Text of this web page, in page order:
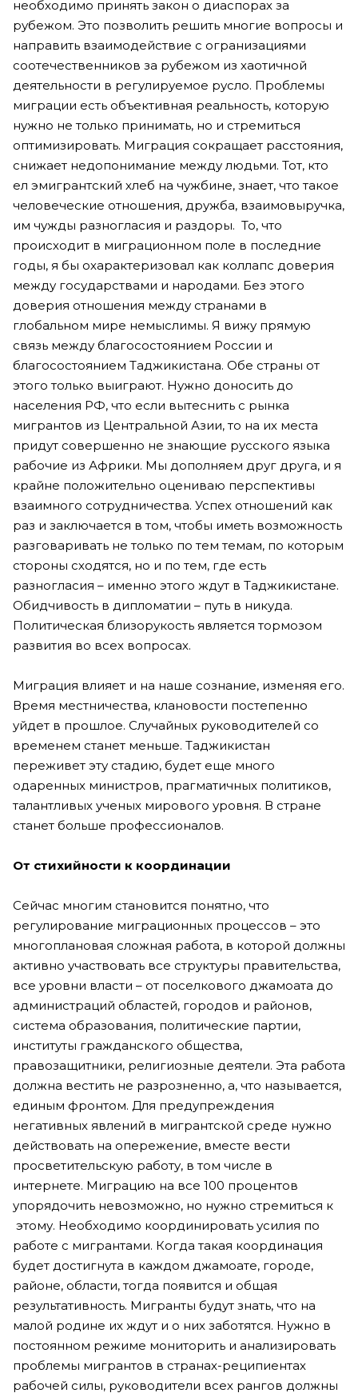
необходимо принять закон о диаспорах за
рубежом. Это позволить решить многие вопросы и
направить взаимодействие с огранизациями
соотечественников за рубежом из хаотичной
деятельности в регулируемое русло. Проблемы
миграции есть объективная реальность, которую
нужно не только принимать, но и стремиться
оптимизировать. Миграция сокращает расстояния,
снижает недопонимание между людьми. Тот, кто
ел эмигрантский хлеб на чужбине, знает, что такое
человеческие отношения, дружба, взаимовыручка,
им чужды разногласия и раздоры. То, что
происходит в миграционном поле в последние
годы, я бы охарактеризовал как коллапс доверия
между государствами и народами. Без этого
доверия отношения между странами в
глобальном мире немыслимы. Я вижу прямую
связь между благосостоянием России и
благосостоянием Таджикистана. Обе страны от
этого только выиграют. Нужно доносить до
населения РФ, что если вытеснить с рынка
мигрантов из Центральной Азии, то на их места
придут совершенно не знающие русского языка
рабочие из Африки. Мы дополняем друг друга, и я
крайне положительно оцениваю перспективы
взаимного сотрудничества. Успех отношений как
раз и заключается в том, чтобы иметь возможность
разговаривать не только по тем темам, по которым
стороны сходятся, но и по тем, где есть
разногласия – именно этого ждут в Таджикистане.
Обидчивость в дипломатии – путь в никуда.
Политическая близорукость является тормозом
развития во всех вопросах.
Миграция влияет и на наше сознание, изменяя его.
Время местничества, клановости постепенно
уйдет в прошлое. Случайных руководителей со
временем станет меньше. Таджикистан
переживет эту стадию, будет еще много
одаренных министров, прагматичных политиков,
талантливых ученых мирового уровня. В стране
станет больше профессионалов.
От стихийности к координации
Сейчас многим становится понятно, что
регулирование миграционных процессов – это
многоплановая сложная работа, в которой должны
активно участвовать все структуры правительства,
все уровни власти – от поселкового джамоата до
администраций областей, городов и районов,
система образования, политические партии,
институты гражданского общества,
правозащитники, религиозные деятели. Эта работа
должна вестить не разрозненно, а, что называется,
единым фронтом. Для предупреждения
негативных явлений в мигрантской среде нужно
действовать на опережение, вместе вести
просветительскую работу, в том числе в
интернете. Миграцию на все 100 процентов
упорядочить невозможно, но нужно стремиться к
этому. Необходимо координировать усилия по
работе с мигрантами. Когда такая координация
будет достигнута в каждом джамоате, городе,
районе, области, тогда появится и общая
результативность. Мигранты будут знать, что на
малой родине их ждут и о них заботятся. Нужно в
постоянном режиме мониторить и анализировать
проблемы мигрантов в странах-реципиентах
рабочей силы, руководители всех рангов должны